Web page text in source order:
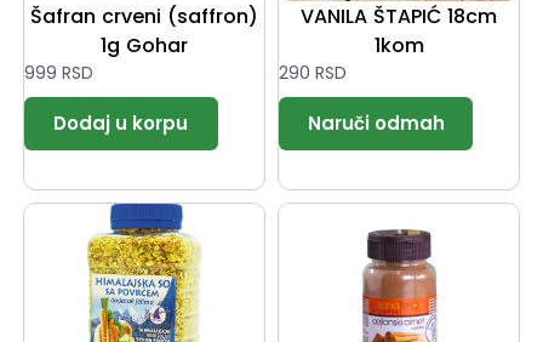
Šafran crveni (saffron)
1g Gohar
999 RSD
VANILA ŠTAPIĆ 18cm
1kom
290 RSD